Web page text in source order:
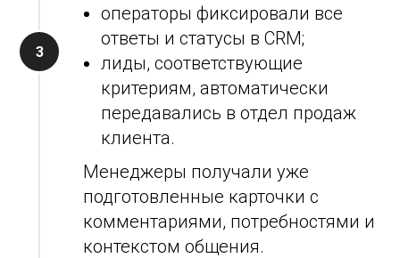
операторы фиксировали все
ответы и статусы в CRM;
лиды, соответствующие
критериям, автоматически
передавались в отдел продаж
клиента.
Менеджеры получали уже
подготовленные карточки с
комментариями, потребностями и
контекстом общения.